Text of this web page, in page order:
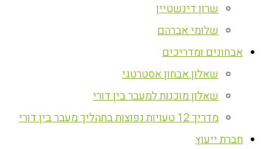
שרון דינשטיין
שלומי אברהם
אבחונים ומדריכים
שאלון אבחון אסטרטגי
שאלון מוכנות למעבר בין דורי
מדריך 12 טעויות נפוצות בתהליך מעבר בין דורי
חברת ייעוץ